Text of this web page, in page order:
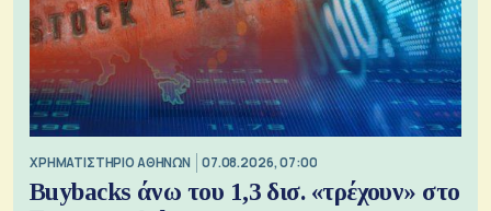
XΡΗΜΑΤΙΣΤΗΡΙΟ ΑΘΗΝΩΝ 07.08.2026, 07:00
Buybacks άνω του 1,3 δισ. «τρέχουν» στο